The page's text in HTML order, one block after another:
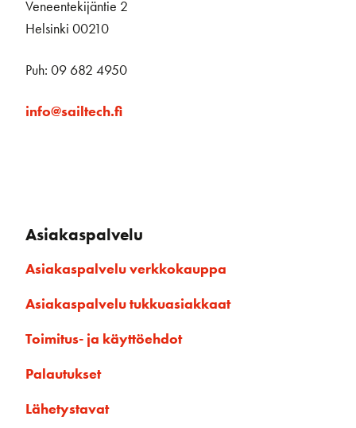
Veneentekijäntie 2
Helsinki 00210
Puh: 09 682 4950
info@sailtech.fi
Asiakaspalvelu
Asiakaspalvelu verkkokauppa
Asiakaspalvelu tukkuasiakkaat
Toimitus- ja käyttöehdot
Palautukset
Lähetystavat